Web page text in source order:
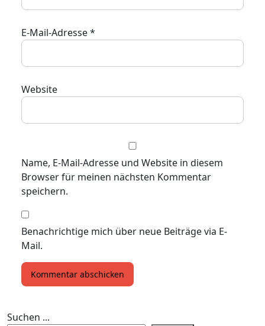
E-Mail-Adresse*
Website
Name, E-Mail-Adresse und Website in diesem
Browser für meinen nächsten Kommentar
speichern.
Benachrichtige mich über neue Beiträge via E-
Mail.
Suchen ...